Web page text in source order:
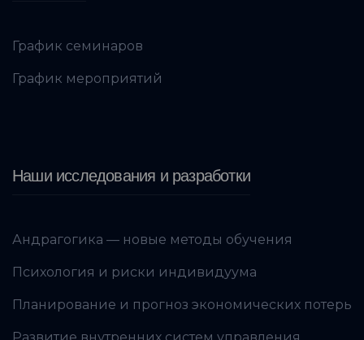
График семинаров
График мероприятий
Наши исследования и разработки
Андрагогика — новые методы обучения
Психология и риски индивидуума
Планирование и прогноз экономических потерь